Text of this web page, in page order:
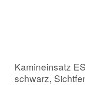
Kamineinsatz
schwarz,